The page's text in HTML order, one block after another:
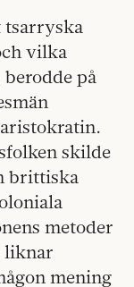
tsarryska
vilka
på
skilde
brittiska
metoder
liknar
mening